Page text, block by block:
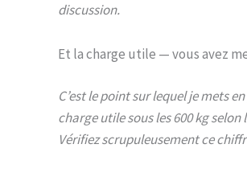
discussion.
Et la charge utile — vous avez
C’est le point sur lequel je mets
charge utile sous les 600 kg
Vérifiez scrupuleusement ce